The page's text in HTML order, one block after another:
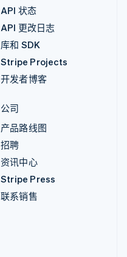
API 状态
API 更改日志
库和 SDK
Stripe Projects
开发者博客
公司
产品路线图
招聘
资讯中心
Stripe Press
联系销售